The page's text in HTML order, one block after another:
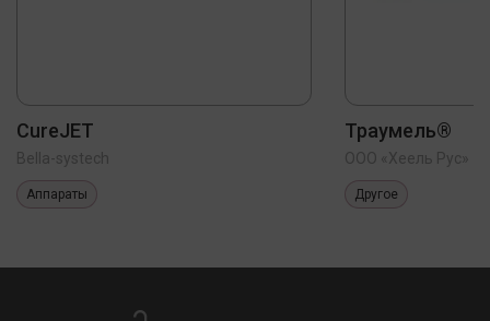
CureJET
Bella-systech
Аппараты
Траумель®
ООО «Хеель Рус»
Другое